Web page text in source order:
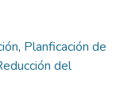
, Planficación de
del